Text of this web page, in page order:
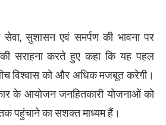
सेवा, सुशासन एवं समर्पण की भावना पर
सराहना करते हुए कहा कि यह पहल
विश्वास को और अधिक मजबूत करेगी।
के आयोजन जनहितकारी योजनाओं को
पहुंचाने का सशक्त माध्यम हैं।